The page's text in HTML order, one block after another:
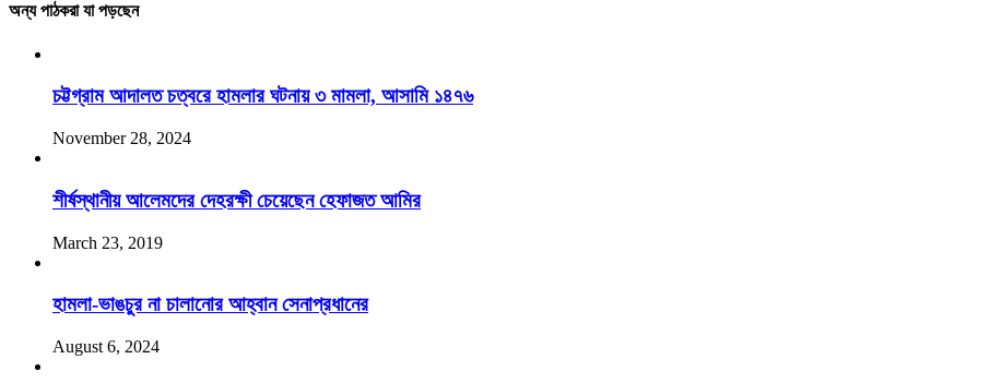
অন্য পাঠকরা যা পড়ছেন
চট্টগ্রাম আদালত চত্বরে হামলার ঘটনায় ৩ মামলা, আসামি ১৪৭৬
November 28, 2024
শীর্ষস্থানীয় আলেমদের দেহরক্ষী চেয়েছেন হেফাজত আমির
March 23, 2019
হামলা-ভাঙচুর না চালানোর আহ্বান সেনাপ্রধানের
August 6, 2024